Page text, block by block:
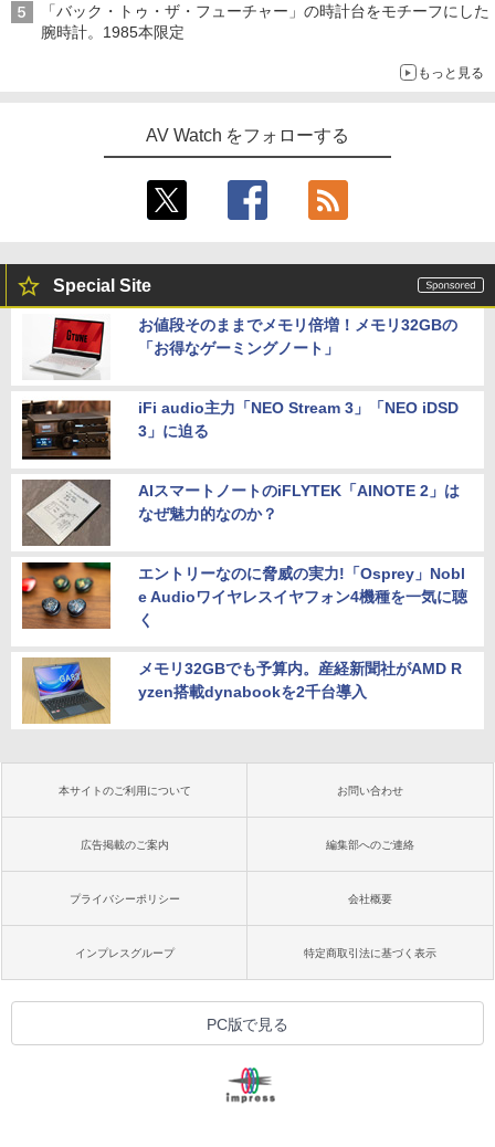
「バック・トゥ・ザ・フューチャー」の時計台をモチーフにした
腕時計。1985本限定
もっと見る
AV Watch をフォローする
Special Site
お値段そのままでメモリ倍増！メモリ32GBの
「お得なゲーミングノート」
iFi audio主力「NEO Stream 3」「NEO iDSD
3」に迫る
AIスマートノートのiFLYTEK「AINOTE 2」は
なぜ魅力的なのか？
エントリーなのに脅威の実力!「Osprey」Nobl
e Audioワイヤレスイヤフォン4機種を一気に聴
く
メモリ32GBでも予算内。産経新聞社がAMD R
yzen搭載dynabookを2千台導入
本サイトのご利用について お問い合わせ
広告掲載のご案内 編集部へのご連絡
プライバシーポリシー 会社概要
インプレスグループ 特定商取引法に基づく表示
PC版で見る